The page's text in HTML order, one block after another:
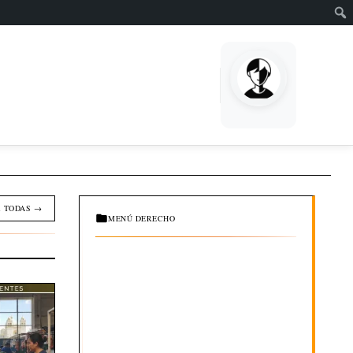
TODAS →
MENÚ DERECHO